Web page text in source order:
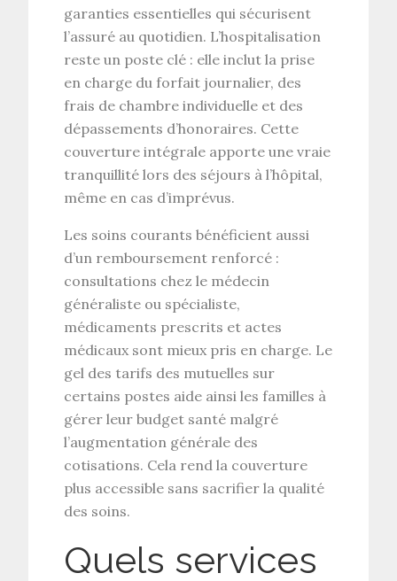
garanties essentielles qui sécurisent
l’assuré au quotidien. L’hospitalisation
reste un poste clé : elle inclut la prise
en charge du forfait journalier, des
frais de chambre individuelle et des
dépassements d’honoraires. Cette
couverture intégrale apporte une vraie
tranquillité lors des séjours à l’hôpital,
même en cas d’imprévus.
Les soins courants bénéficient aussi
d’un remboursement renforcé :
consultations chez le médecin
généraliste ou spécialiste,
médicaments prescrits et actes
médicaux sont mieux pris en charge. Le
gel des tarifs des mutuelles sur
certains postes aide ainsi les familles à
gérer leur budget santé malgré
l’augmentation générale des
cotisations. Cela rend la couverture
plus accessible sans sacrifier la qualité
des soins.
Quels services